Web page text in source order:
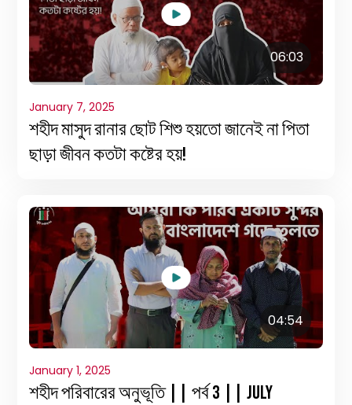
06:03
January 7, 2025
শহীদ মাসুদ রানার ছোট শিশু হয়তো জানেই না পিতা
ছাড়া জীবন কতটা কষ্টের হয়!
04:54
January 1, 2025
শহীদ পরিবারের অনুভূতি || পর্ব 3 || July